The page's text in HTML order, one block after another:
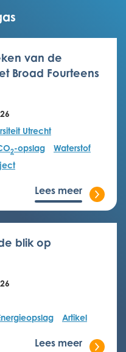
van de
Broad Fourteens
Utrecht
2-opslag
Waterstof
Lees meer
blik op
Artikel
Lees meer